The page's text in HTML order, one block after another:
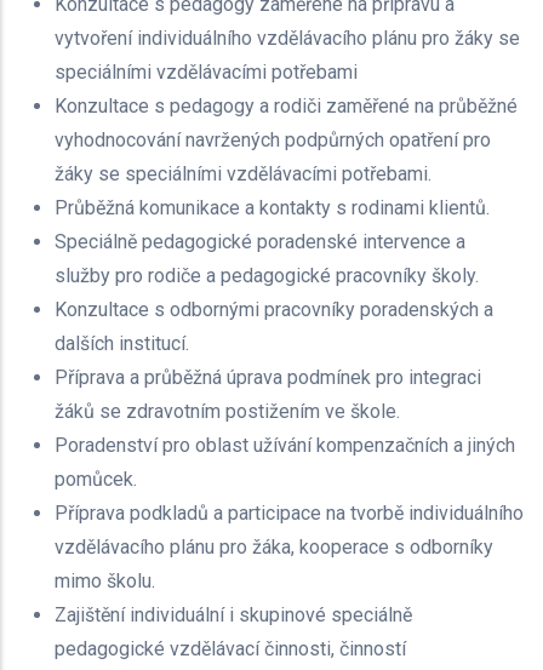
vytvoření individuálního vzdělávacího plánu pro žáky se
speciálními vzdělávacími potřebami
Konzultace s pedagogy a rodiči zaměřené na průběžné
vyhodnocování navržených podpůrných opatření pro
žáky se speciálními vzdělávacími potřebami.
Průběžná komunikace a kontakty s rodinami klientů.
Speciálně pedagogické poradenské intervence a
služby pro rodiče a pedagogické pracovníky školy.
Konzultace s odbornými pracovníky poradenských a
dalších institucí.
Příprava a průběžná úprava podmínek pro integraci
žáků se zdravotním postižením ve škole.
Poradenství pro oblast užívání kompenzačních a jiných
pomůcek.
Příprava podkladů a participace na tvorbě individuálního
vzdělávacího plánu pro žáka, kooperace s odborníky
mimo školu.
Zajištění individuální i skupinové speciálně
pedagogické vzdělávací činnosti, činností